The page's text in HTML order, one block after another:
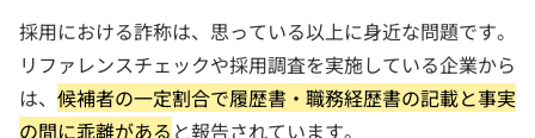
採用における詐称は、思っている以上に身近な問題です。
リファレンスチェックや採用調査を実施している企業から
は、 候補者の一定割合で履歴書・職務経歴書の記載と事実
の間に乖離がある と報告されています。